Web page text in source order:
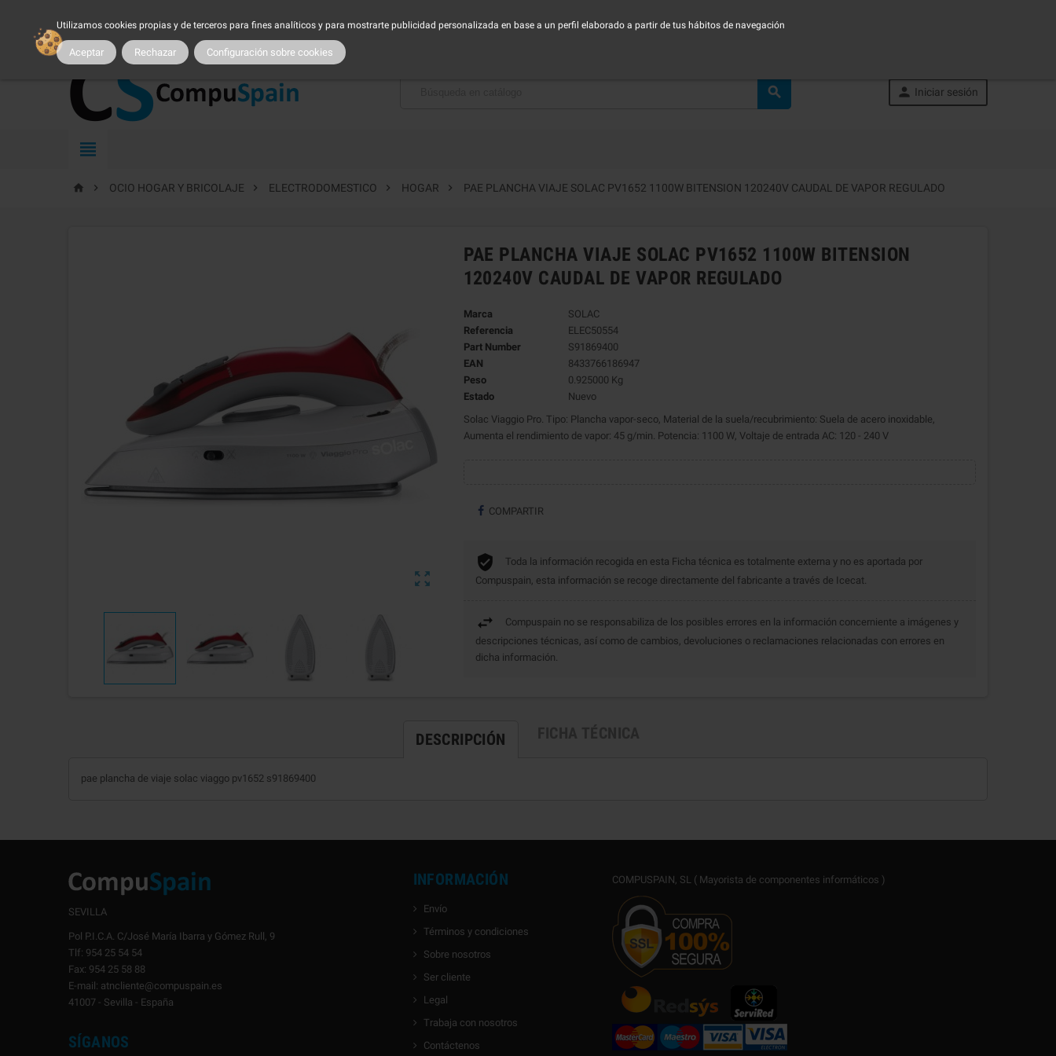
Utilizamos cookies propias y de terceros para fines analíticos y para mostrarte publicidad personalizada en base a un perfil elaborado a partir de tus hábitos de navegación
Aceptar Rechazar Configuración sobre cookies
MI CUENTA| MARCAS |PROMOCIONES | SER CLIENTE TRABAJA CON NOSOTROS
  Iniciar sesión

  OCIO HOGAR Y BRICOLAJE  ELECTRODOMESTICO  HOGAR  PAE PLANCHA VIAJE SOLAC PV1652 1100W BITENSION 120240V CAUDAL DE VAPOR REGULADO

PAE PLANCHA VIAJE SOLAC PV1652 1100W BITENSION
120240V CAUDAL DE VAPOR REGULADO
Marca
SOLAC
Referencia
ELEC50554
Part Number
S91869400
EAN
8433766186947
Peso
0.925000 Kg
Estado
Nuevo
Solac Viaggio Pro. Tipo: Plancha vapor-seco, Material de la suela/recubrimiento: Suela de acero inoxidable,
Aumenta el rendimiento de vapor: 45 g/min. Potencia: 1100 W, Voltaje de entrada AC: 120 - 240 V
COMPARTIR
Toda la información recogida en esta Ficha técnica es totalmente externa y no es aportada por
Compuspain, esta información se recoge directamente del fabricante a través de Icecat.
Compuspain no se responsabiliza de los posibles errores en la información concerniente a imágenes y
descripciones técnicas, así como de cambios, devoluciones o reclamaciones relacionadas con errores en
dicha información.
DESCRIPCIÓN
pae plancha de viaje solac viaggo pv1652 s91869400
SEVILLA
Pol P.I.C.A. C/José María Ibarra y Gómez Rull, 9
Tlf: 954 25 54 54
Fax: 954 25 58 88
E-mail: atncliente@compuspain.es
41007 - Sevilla - España
SÍGANOS
INFORMACIÓN
Envío
Términos y condiciones
Sobre nosotros
Ser cliente
Legal
Trabaja con nosotros
Contáctenos
COMPUSPAIN, SL ( Mayorista de componentes informáticos )